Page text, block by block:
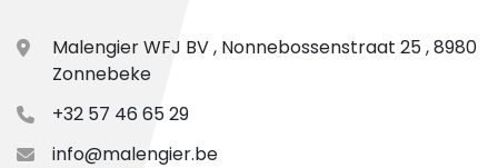
Malengier WFJ BV , Nonnebossenstraat 25 , 8980
Zonnebeke
+32 57 46 65 29
info@malengier.be